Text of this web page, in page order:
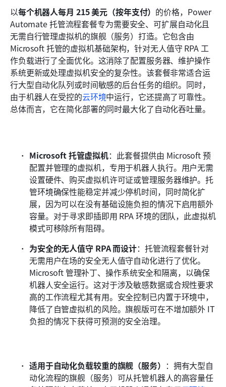
以每个机器人每月 215 美元（按年支付） 的价格，Power
Automate 托管流程套餐专为需要安全、可扩展自动化且
无需自行管理虚拟机的旗舰（服务）打造。它包含由
Microsoft 托管的虚拟机基础架构，针对无人值守 RPA 工
作负载进行了全面优化。这消除了配置服务器、维护操作
系统更新或处理虚拟机安全的复杂性。该套餐非常适合运
行大型自动化队列或时间敏感的后台任务的组织。同时，
由于机器人在受控的云环境中运行，它还提高了可靠性。
总体而言，它在简化部署的同时最大化了自动化吞吐量。
Microsoft 托管虚拟机：此套餐提供由 Microsoft 预
配置并管理的虚拟机，专用于机器人执行。用户无需
设置硬件、购买虚拟机许可证或管理服务器维护。托
管环境确保性能稳定并减少停机时间，同时简化扩
展，因为可以在没有基础设施负担的情况下启用额外
容量。对于寻求即插即用 RPA 环境的团队，此虚拟机
模式可移除所有阻碍。
为安全的无人值守 RPA 而设计：托管流程套餐针对
无需用户在场的安全无人值守自动化进行了优化。
Microsoft 管理补丁、操作系统安全和隔离，以确保
机器人安全运行。这对于涉及敏感数据或合规性要求
高的工作流程尤其有用。安全控制已内置于环境中，
降低了自管虚拟机的风险。旗舰版可在不增加额外 IT
负担的情况下获得可预测的安全治理。
适用于自动化负载较重的旗舰（服务） ：拥有大型自
动化流程的旗舰（服务）可从托管机器人的高容量任